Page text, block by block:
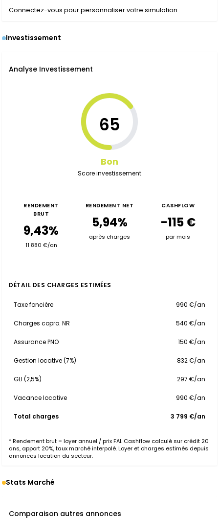
Connectez-vous pour personnaliser votre simulation
Investissement
Analyse Investissement
65
Bon
Score investissement
RENDEMENT
BRUT
9,43%
11 880 €/an
RENDEMENT NET
5,94%
après charges
CASHFLOW
-115 €
par mois
DÉTAIL DES CHARGES ESTIMÉES
Taxe foncière 990 €/an
Charges copro. NR 540 €/an
Assurance PNO 150 €/an
Gestion locative (7%) 832 €/an
GLI (2,5%) 297 €/an
Vacance locative 990 €/an
Total charges 3 799 €/an
* Rendement brut = loyer annuel / prix FAI. Cashflow calculé sur crédit 20
ans, apport 20%, taux marché interpolé. Loyer et charges estimés depuis
annonces location du secteur.
Stats Marché
Comparaison autres annonces